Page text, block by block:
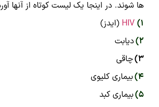
ها شوند. در اینجا یک لیست کوتاه از آنها
1)
HIV (ایدز)
2) دیابت
3) چاقی
4) بیماری کلیوی
5) بیماری کبد